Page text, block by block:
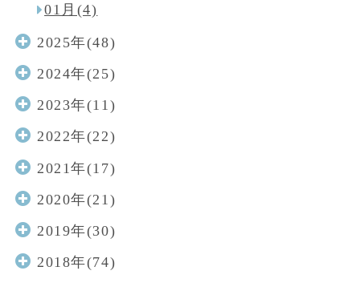
01月(4)
2025年(48)
2024年(25)
2023年(11)
2022年(22)
2021年(17)
2020年(21)
2019年(30)
2018年(74)